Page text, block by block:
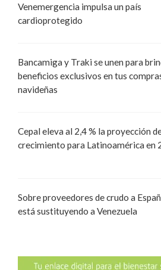
Venemergencia impulsa un país
cardioprotegido
Bancamiga y Traki se unen para
beneficios exclusivos en tus
navideñas
Cepal eleva al 2,4 % la proyección
crecimiento para Latinoamérica en
Sobre proveedores de crudo a
está sustituyendo a Venezuela